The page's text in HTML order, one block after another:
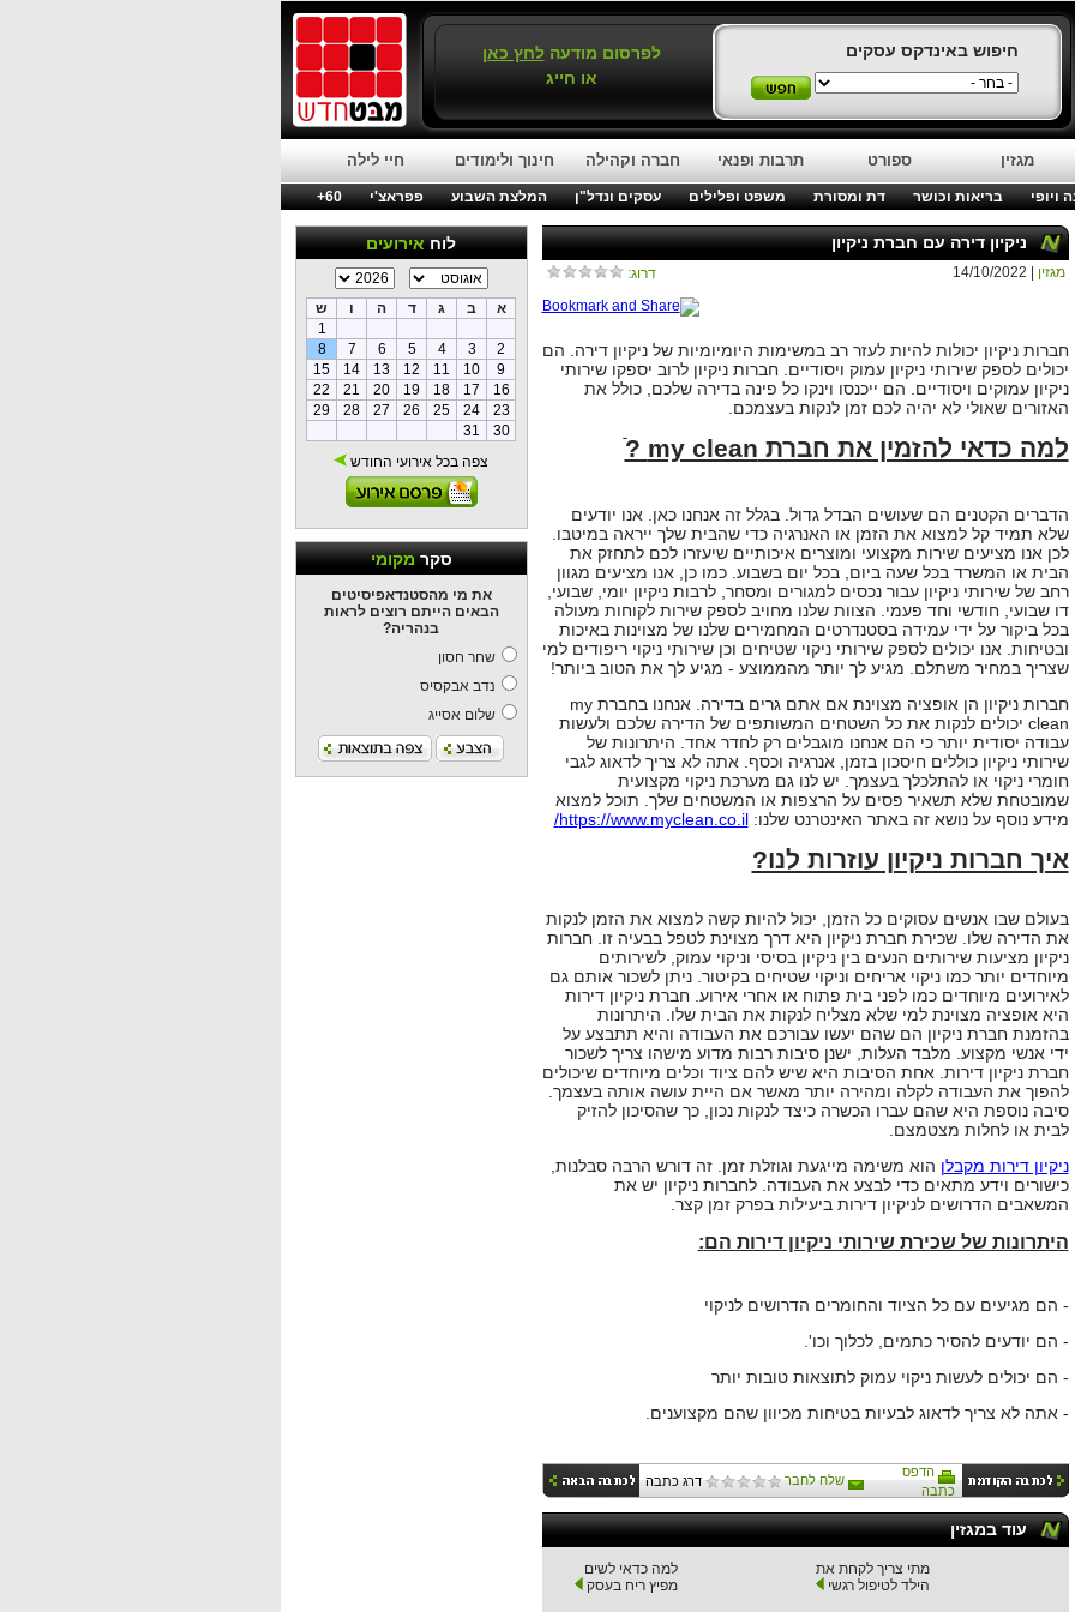
חיפוש באינדקס עסקים לפרסום מודעהלחץ כאן
או חייג
מגזין ספורט תרבות ופנאי חברה וקהילה חינוך ולימודים חיי לילה
ויופי בריאות וכושר דת ומסורת משפט ופלילים עסקים ונדל"ן המלצת השבוע פפראצ'י
60+
לוחאירועים
א ב ג ד ה ו
ש
1
2
3
4
5
6
7
8
9
10
11
12
13
14
15
16
17
18
19
20
21
22
23
24
25
26
27
28
29
30
31
צפה בכל אירועי החודש
סקרמקומי
את מי מהסטנדאפיסיטים
הבאים הייתם רוצים לראות
בנהריה?
שחר חסון
נדב אבקסיס
שלום אסייג
ניקיון דירה עם חברת ניקיון
דרוג: מגזין
חברות ניקיון יכולות להיות לעזר רב במשימות היומיומיות של ניקיון דירה. הם
יכולים לספק שירותי ניקיון עמוק ויסודיים
חברות ניקיון לרוב יספקו שירותי
ניקיון עמוקים ויסודיים. הם ייכנסו וינקו כל פינה בדירה שלכם, כולל את
האזורים שאולי לא יהיה לכם זמן לנקות בעצמכם
למה כדאי להזמין את חברת my clean ?ֿ
הדברים הקטנים הם שעושים הבדל גדול. בגלל זה אנחנו כאן. אנו יודעים
שלא תמיד קל למצוא את הזמן או האנרגיה כדי שהבית שלך ייראה במיטבו.
לכן אנו מציעים שירות מקצועי ומוצרים איכותיים שיעזרו לכם לתחזק את
הבית או המשרד בכל שעה ביום, בכל יום בשבוע כמו כן, אנו מציעים מגוון
רחב של שירותי ניקיון עבור נכסים למגורים ומסחר, לרבות ניקיון יומי, שבועי,
דו שבועי, חודשי וחד פעמי. הצוות שלנו מחויב לספק שירות לקוחות מעולה
בכל ביקור על ידי עמידה בסטנדרטים המחמירים שלנו של מצוינות באיכות
ובטיחות אנו יכולים לספק שירותי ניקוי שטיחים וכן שירותי ניקוי ריפודים למי
שצריך במחיר משתלם. מגיע לך יותר מהממוצע - מגיע לך את הטוב ביותר!
חברות ניקיון הן אופציה מצוינת אם אתם גרים בדירה. אנחנו בחברת my
clean יכולים לנקות את כל השטחים המשותפים של הדירה שלכם ולעשות
עבודה יסודית יותר כי הם אנחנו מוגבלים רק לחדר אחד היתרונות של
שירותי ניקיון כוללים חיסכון בזמן, אנרגיה וכסף. אתה לא צריך לדאוג לגבי
חומרי ניקוי או להתלכלך בעצמך. יש לנו גם מערכת ניקוי מקצועית
שמובטחת שלא תשאיר פסים על הרצפות או המשטחים שלך תוכל למצוא
מידע נוסף על נושא זה באתר האינטרנט שלנו:https://www.myclean.co.il
/
איך חברות ניקיון עוזרות לנו?
בעולם שבו אנשים עסוקים כל הזמן, יכול להיות קשה למצוא את הזמן לנקות
את הדירה שלו. שכירת חברת ניקיון היא דרך מצוינת לטפל בבעיה זו
חברות
ניקיון מציעות שירותים הנעים בין ניקיון בסיסי וניקוי עמוק, לשירותים
מיוחדים יותר כמו ניקוי אריחים וניקוי שטיחים בקיטור. ניתן לשכור אותם גם
לאירועים מיוחדים כמו לפני בית פתוח או אחרי אירוע חברת ניקיון דירות
היא אופציה מצוינת למי שלא מצליח לנקות את הבית שלו. היתרונות
בהזמנת חברת ניקיון הם שהם יעשו עבורכם את העבודה והיא תתבצע על
ידי אנשי מקצוע מלבד העלות, ישנן סיבות רבות מדוע מישהו צריך לשכור
חברת ניקיון דירות. אחת הסיבות היא שיש להם ציוד וכלים מיוחדים שיכולים
להפוך את העבודה לקלה ומהירה יותר מאשר אם היית עושה אותה בעצמך.
סיבה נוספת היא שהם עברו הכשרה כיצד לנקות נכון, כך שהסיכון להזיק
לבית או לחלות מצטמצם
ניקיון דירות מקבלן הוא משימה מייגעת וגוזלת זמן. זה דורש הרבה סבלנות,
כישורים וידע מתאים כדי לבצע את העבודה. לחברות ניקיון יש את
המשאבים הדרושים לניקיון דירות ביעילות בפרק זמן קצר
היתרונות של שכירת שירותי ניקיון דירות הם:
- הם מגיעים עם כל הציוד והחומרים הדרושים לניקוי
- הם יודעים להסיר כתמים, לכלוך וכו'.
- הם יכולים לעשות ניקוי עמוק לתוצאות טובות יותר
- אתה לא צריך לדאוג לבעיות בטיחות מכיוון שהם מקצוענים.
הדפס
כתבה
שלח לחבר דרג כתבה
עוד במגזין
מתי צריך לקחת את
הילד לטיפול רגשי
למה כדאי לשים
מפיץ ריח בעסק